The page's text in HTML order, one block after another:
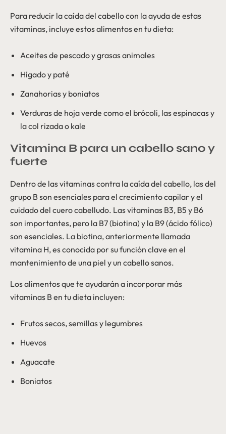
Para reducir la caída del cabello con la ayuda de estas
vitaminas, incluye estos alimentos en tu dieta:
Aceites de pescado y grasas animales
Hígado y paté
Zanahorias y boniatos
Verduras de hoja verde como el brócoli, las espinacas y
la col rizada o kale
Vitamina B para un cabello sano y
fuerte
Dentro de las vitaminas contra la caída del cabello, las del
grupo B son esenciales para el crecimiento capilar y el
cuidado del cuero cabelludo. Las vitaminas B3, B5 y B6
son importantes, pero la B7 (biotina) y la B9 (ácido fólico)
son esenciales. La biotina, anteriormente llamada
vitamina H, es conocida por su función clave en el
mantenimiento de una piel y un cabello sanos.
Los alimentos que te ayudarán a incorporar más
vitaminas B en tu dieta incluyen:
Frutos secos, semillas y legumbres
Huevos
Aguacate
Boniatos